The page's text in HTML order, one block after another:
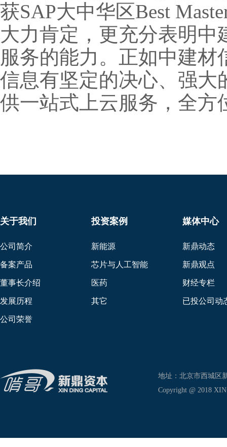
获SAP大中华区Best
大力肯定，更充分表明
服务的能力。正如中建
信息有坚定的决心、强大
供一站式上云服务，全方
关于我们
公司简介
备案产品
董事长介绍
发展历程
公司荣誉
投资案例
新能源
芯片与人工智能
医药
其它
媒体中心
新鼎动态
新鼎观点
财经专栏
已投公司动
地址：北京市西城区
Copyright @ 2018